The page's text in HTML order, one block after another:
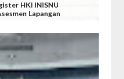
HKI INISNU
Lapangan